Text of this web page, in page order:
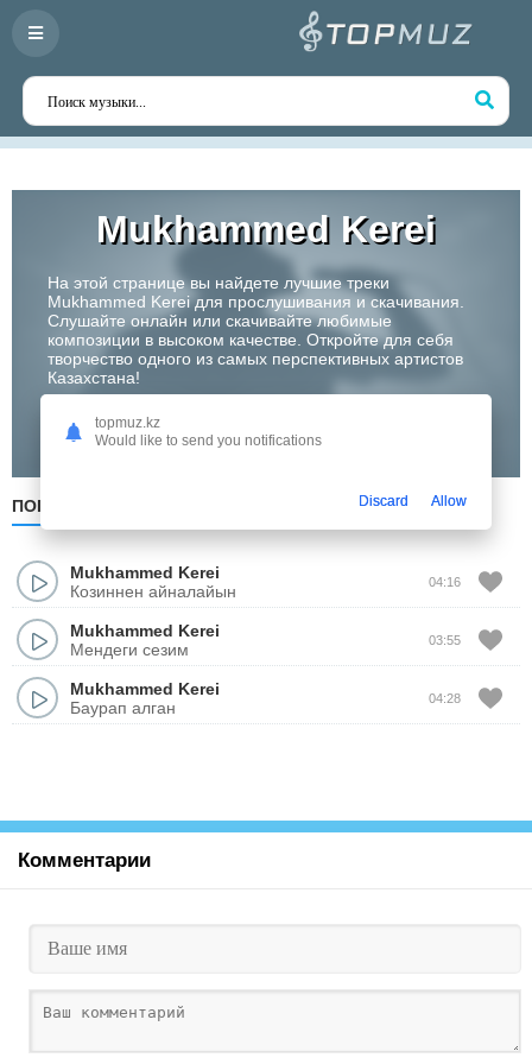
Mukhammed Kerei
На этой странице вы найдете лучшие треки
Mukhammed Kerei для прослушивания и скачивания.
Слушайте онлайн или скачивайте любимые
композиции в высоком качестве. Откройте для себя
творчество одного из самых перспективных артистов
Казахстана!
ПОПУЛЯРНЫЕ ПО АЛФАВИТУ
Mukhammed Kerei
Козиннен айналайын
04:16
Mukhammed Kerei
Мендеги сезим
03:55
Mukhammed Kerei
Баурап алган
04:28
Комментарии
topmuz.kz
Would like to send you notifications
Discard Allow